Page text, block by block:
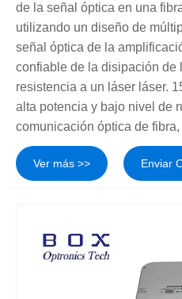
de la señal óptica en una
utilizando un diseño de
señal óptica de la
confiable de la disipación de
resistencia a un láser láser.
alta potencia y bajo nivel de
comunicación óptica de fibra,
Ver más >> Enviar